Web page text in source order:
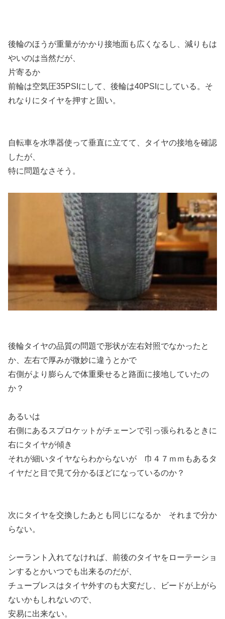
後輪のほうが重量がかかり接地面も広くなるし、減りもは
やいのは当然だが、
片寄るか
前輪は空気圧35PSIにして、後輪は40PSIにしている。そ
れなりにタイヤを押すと固い。
自転車を水準器使って垂直に立てて、タイヤの接地を確認
したが、
特に問題なさそう。
後輪タイヤの品質の問題で形状が左右対照でなかったと
か、左右で厚みが微妙に違うとかで
右側がより膨らんで体重乗せると路面に接地していたの
か？
あるいは
右側にあるスプロケットがチェーンで引っ張られるときに
右にタイヤが傾き
それが細いタイヤならわからないが 巾４７ｍｍもあるタ
イヤだと目で見て分かるほどになっているのか？
次にタイヤを交換したあとも同じになるか それまで分か
らない。
シーラント入れてなければ、前後のタイヤをローテーショ
ンするとかいつでも出来るのだが、
チューブレスはタイヤ外すのも大変だし、ビードが上がら
ないかもしれないので、
安易に出来ない。